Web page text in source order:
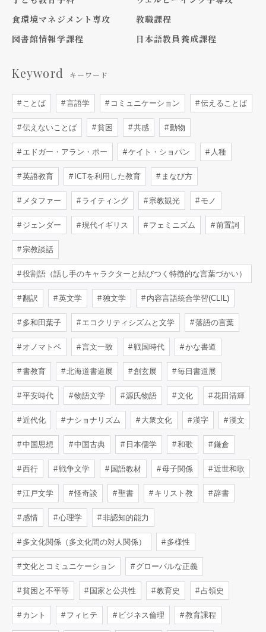
食環境マネジメント専攻
教職課程
図書館情報学課程
日本語教員養成課程
Keyword キーワード
ことば 言語学 コミュニケーション 伝えることば
伝えないことば 貧困 共感 動物
エドガー・アラン・ポー ケイト・ショパン 人種
英語教育 ICTを利用した教育 まなび方
メタファー ライティング 宗教観光 モノ
ジェンダー 現代イギリス フェミニズム 前置詞
宗教談話
役割語（話し手のキャラクターと結びつく特徴的な言葉づかい）
翻訳 英文学 独文学 内容言語統合学習(CLIL)
多和田葉子 エコクリティシズムと文学 落語の言葉
オノマトペ 言文一致 戦国時代 かな書道
書教育 北海道書道展 創玄展 毎日書道展
平安時代 物語文学 源氏物語 文化 花田清輝
近代化 ナショナリズム 大衆文化 漢字 漢文
中国思想 中国古典 日本儒学 和歌 鎌倉
西行 戦争文学 国語教材 母子関係 近世和歌
江戸文学 怪奇談 聖書 キリスト教 辞書
感情 心理学 非認知的能力
多文化関係（多文化間の対人関係） 多様性
文化とコミュニケーション グローバルな正義
貧困と不平等 国家と公共性 教育史 占領史
カント フィヒテ ビジネス倫理 教育課程